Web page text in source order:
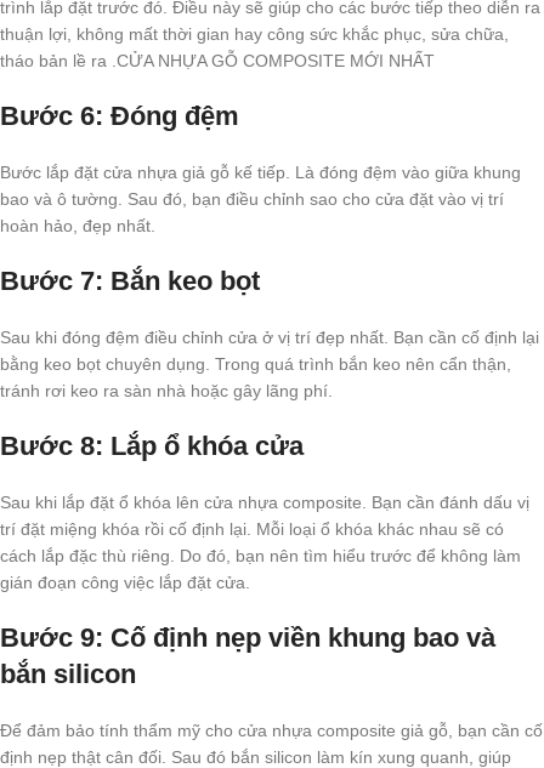
trình lắp đặt trước đó. Điều này sẽ giúp cho các bước tiếp theo diễn ra
thuận lợi, không mất thời gian hay công sức khắc phục, sửa chữa,
tháo bản lề ra .CỬA NHỰA GỖ COMPOSITE MỚI NHẤT
Bước 6: Đóng đệm
Bước lắp đặt cửa nhựa giả gỗ kế tiếp. Là đóng đệm vào giữa khung
bao và ô tường. Sau đó, bạn điều chỉnh sao cho cửa đặt vào vị trí
hoàn hảo, đẹp nhất.
Bước 7: Bắn keo bọt
Sau khi đóng đệm điều chỉnh cửa ở vị trí đẹp nhất. Bạn cần cố định lại
bằng keo bọt chuyên dụng. Trong quá trình bắn keo nên cẩn thận,
tránh rơi keo ra sàn nhà hoặc gây lãng phí.
Bước 8: Lắp ổ khóa cửa
Sau khi lắp đặt ổ khóa lên cửa nhựa composite. Bạn cần đánh dấu vị
trí đặt miệng khóa rồi cố định lại. Mỗi loại ổ khóa khác nhau sẽ có
cách lắp đặc thù riêng. Do đó, bạn nên tìm hiểu trước để không làm
gián đoạn công việc lắp đặt cửa.
Bước 9: Cố định nẹp viền khung bao và
bắn silicon
Để đảm bảo tính thẩm mỹ cho cửa nhựa composite giả gỗ, bạn cần cố
định nẹp thật cân đối. Sau đó bắn silicon làm kín xung quanh, giúp